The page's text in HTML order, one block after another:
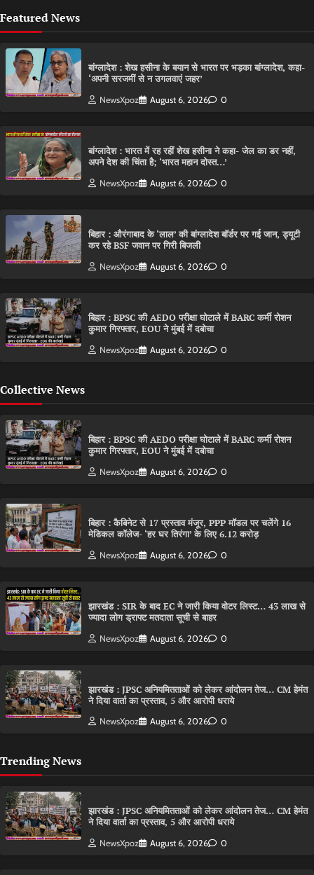
Featured News
बांग्लादेश : शेख हसीना के बयान से भारत पर भड़का बांग्लादेश, कहा-
‘अपनी सरजमीं से न उगलवाएं जहर’
NewsXpoz August 6, 2026 0
बांग्लादेश : भारत में रह रहीं शेख हसीना ने कहा- जेल का डर नहीं,
अपने देश की चिंता है; ‘भारत महान दोस्त…’
NewsXpoz August 6, 2026 0
बिहार : औरंगाबाद के ‘लाल’ की बांग्लादेश बॉर्डर पर गई जान, ड्यूटी
कर रहे BSF जवान पर गिरी बिजली
NewsXpoz August 6, 2026 0
बिहार : BPSC की AEDO परीक्षा घोटाले में BARC कर्मी रोशन
कुमार गिरफ्तार, EOU ने मुंबई में दबोचा
NewsXpoz August 6, 2026 0
Collective News
बिहार : BPSC की AEDO परीक्षा घोटाले में BARC कर्मी रोशन
कुमार गिरफ्तार, EOU ने मुंबई में दबोचा
NewsXpoz August 6, 2026 0
बिहार : कैबिनेट से 17 प्रस्ताव मंजूर, PPP मॉडल पर चलेंगे 16
मेडिकल कॉलेज- ‘हर घर तिरंगा’ के लिए 6.12 करोड़
NewsXpoz August 6, 2026 0
झारखंड : SIR के बाद EC ने जारी किया वोटर लिस्ट… 43 लाख से
ज्यादा लोग ड्राफ्ट मतदाता सूची से बाहर
NewsXpoz August 6, 2026 0
झारखंड : JPSC अनियमितताओं को लेकर आंदोलन तेज… CM हेमंत
ने दिया वार्ता का प्रस्ताव, 5 और आरोपी धराये
NewsXpoz August 6, 2026 0
Trending News
झारखंड : JPSC अनियमितताओं को लेकर आंदोलन तेज… CM हेमंत
ने दिया वार्ता का प्रस्ताव, 5 और आरोपी धराये
NewsXpoz August 6, 2026 0